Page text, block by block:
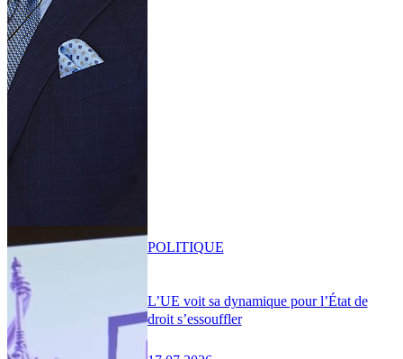
L’UE voit sa dynamique pour l’État de
droit s’essouffler
POLITIQUE